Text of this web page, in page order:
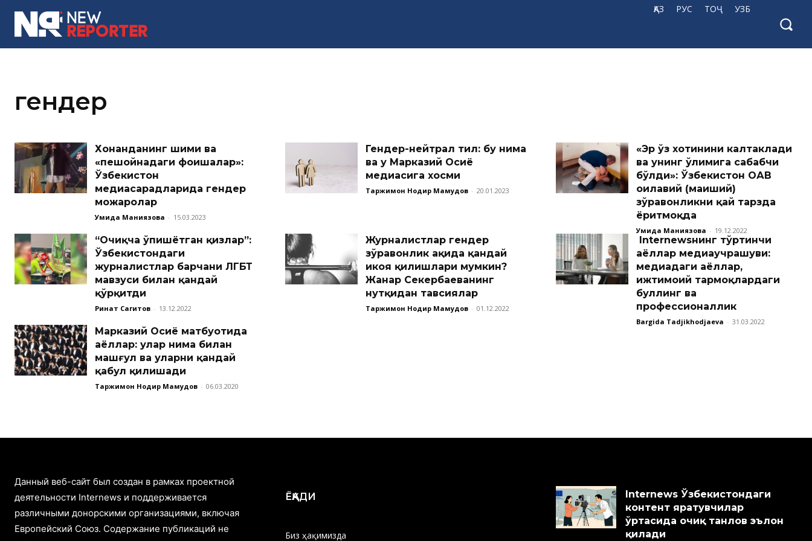
ҚАЗ РУС ТОҶ УЗБ
гендер
Хонанданинг шими ва
«пешойнадаги фоҳишалар»:
Ўзбекистон
медиасарҳадларида гендер
можаролар
Умида Маниязова - 15.03.2023
Гендер-нейтрал тил: бу нима
ва у Марказий Осиё
медиасига хосми
Таржимон Нодир Маҳмудов - 20.01.2023
«Эр ўз хотинини калтаклади
ва унинг ўлимига сабабчи
бўлди»: Ўзбекистон ОАВ
оилавий (маиший)
зўравонликни қай тарзда
ёритмоқда
Умида Маниязова - 19.12.2022
“Очиқча ўпишётган қизлар”:
Ўзбекистондаги
журналистлар барчани ЛГБТ
мавзуси билан қандай
қўрқитди
Ринат Сагитов - 13.12.2022
Журналистлар гендер
зўравонлик ҳақида қандай
ҳикоя қилишлари мумкин?
Жанар Секербаеванинг
нутқидан тавсиялар
Таржимон Нодир Маҳмудов - 01.12.2022
Internewsнинг тўртинчи
аёллар медиаучрашуви:
медиадаги аёллар,
ижтимоий тармоқлардаги
буллинг ва
профессионаллик
Bargida Tadjikhodjaeva - 31.03.2022
Марказий Осиё матбуотида
аёллар: улар нима билан
машғул ва уларни қандай
қабул қилишади
Таржимон Нодир Маҳмудов - 06.03.2020
Данный веб-сайт был создан в рамках проектной
деятельности Internews и поддерживается
различными донорскими организациями, включая
Европейский Союз. Содержание публикаций не
ЁҚАДИ
Биз ҳақимизда
Internews Ўзбекистондаги
контент яратувчилар
ўртасида очиқ танлов эълон
қилади